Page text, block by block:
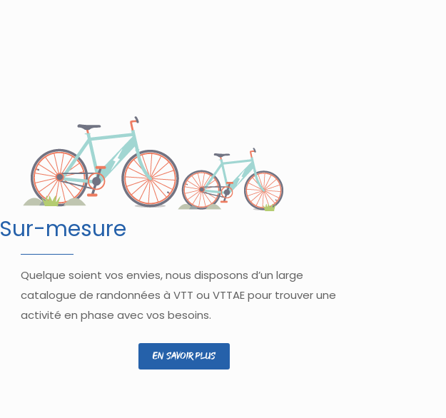
Sur-mesure
Quelque soient vos envies, nous disposons d’un large
catalogue de randonnées à VTT ou VTTAE pour trouver une
activité en phase avec vos besoins.
En savoir plus